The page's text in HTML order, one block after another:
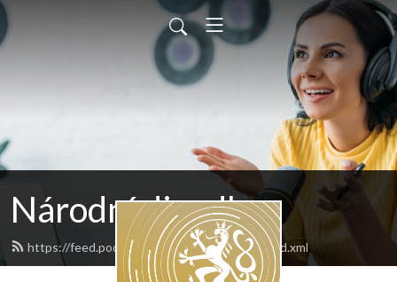
Národní divadlo
https://feed.podbean.com/narodnidivadlo/feed.xml